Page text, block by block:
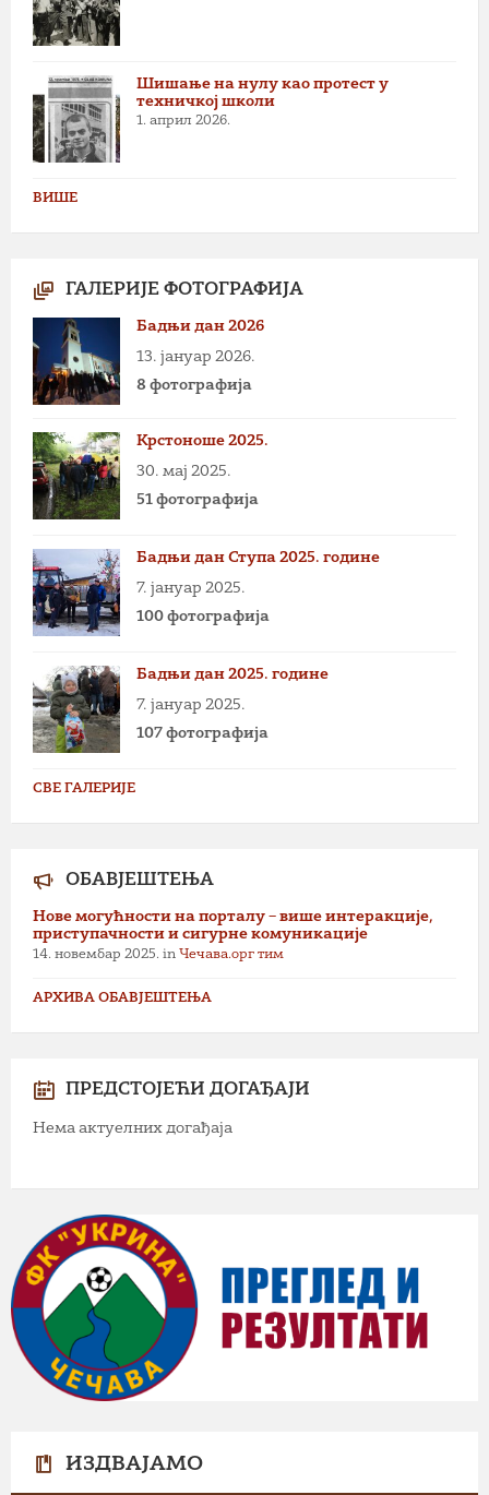
Шишање на нулу као протест у
техничкој школи
1. април 2026.
ВИШЕ
ГАЛЕРИЈЕ ФОТОГРАФИЈА
Бадњи дан 2026
13. јануар 2026.
8 фотографија
Крстоноше 2025.
30. мај 2025.
51 фотографија
Бадњи дан Ступа 2025. године
7. јануар 2025.
100 фотографија
Бадњи дан 2025. године
7. јануар 2025.
107 фотографија
СВЕ ГАЛЕРИЈЕ
ОБАВЈЕШТЕЊА
Нове могућности на порталу – више интеракције,
приступачности и сигурне комуникације
14. новембар 2025. in Чечава.орг тим
АРХИВА ОБАВЈЕШТЕЊА
ПРЕДСТОЈЕЋИ ДОГАЂАЈИ
Нема актуелних догађаја
ИЗДВАЈАМО